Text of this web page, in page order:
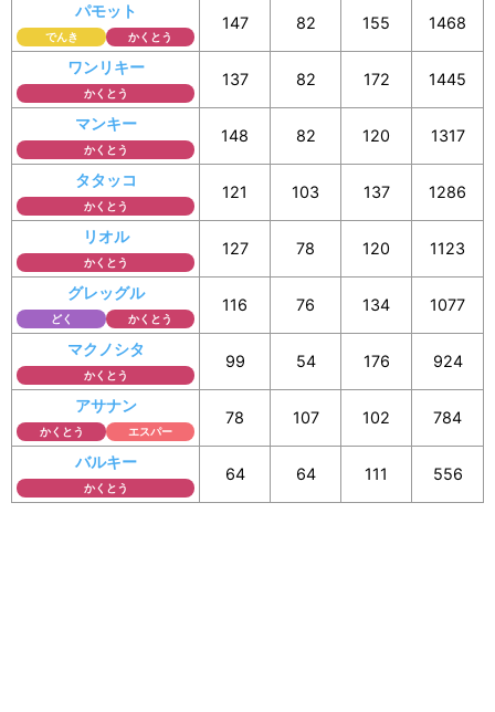
パモット
でんき かくとう
147 82 155 1468
ワンリキー
かくとう
137 82 172 1445
マンキー
かくとう
148 82 120 1317
タタッコ
かくとう
121 103 137 1286
リオル
かくとう
127 78 120 1123
グレッグル
どく かくとう
116 76 134 1077
マクノシタ
かくとう
99 54 176 924
アサナン
かくとう エスパー
78 107 102 784
バルキー
かくとう
64 64 111 556